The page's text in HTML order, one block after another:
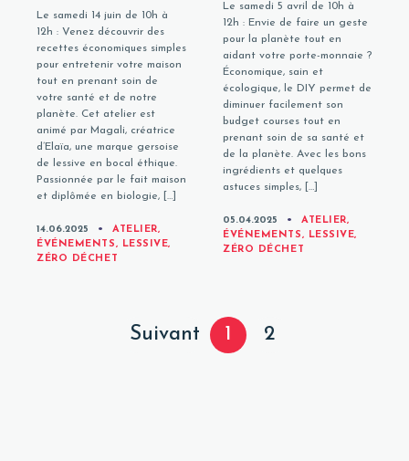
Le samedi 14 juin de 10h à
12h : Venez découvrir des
recettes économiques simples
pour entretenir votre maison
tout en prenant soin de
votre santé et de notre
planète. Cet atelier est
animé par Magali, créatrice
d’Elaïa, une marque gersoise
de lessive en bocal éthique.
Passionnée par le fait maison
et diplômée en biologie, […]
14.06.2025 CATEGORIES
ATELIER,
ÉVÉNEMENTS, LESSIVE,
ZÉRO DÉCHET
Le samedi 5 avril de 10h à
12h : Envie de faire un geste
pour la planète tout en
aidant votre porte-monnaie ?
Économique, sain et
écologique, le DIY permet de
diminuer facilement son
budget courses tout en
prenant soin de sa santé et
de la planète. Avec les bons
ingrédients et quelques
astuces simples, […]
05.04.2025 CATEGORIES
ATELIER,
ÉVÉNEMENTS, LESSIVE,
ZÉRO DÉCHET
Posts
Page
1 Page
2
Suivant